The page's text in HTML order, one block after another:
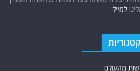
ועיבוד של מידע ממקורות המודיעין הגלוי
מקומיות ועוד) על מנת להביא את תמונת